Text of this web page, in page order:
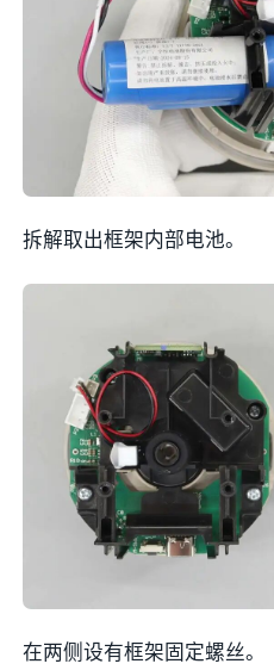
拆解取出框架内部电池。
在两侧设有框架固定螺丝。